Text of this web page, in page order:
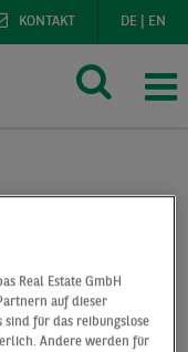
DE EN
KONTAKT
Real Estate GmbH
auf dieser
sind für das reibungslose
Andere werden für